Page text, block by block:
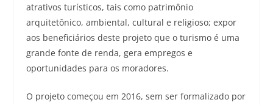
atrativos turísticos, tais como patrimônio
arquitetônico, ambiental, cultural e religioso; expor
aos beneficiários deste projeto que o turismo é uma
grande fonte de renda, gera empregos e
oportunidades para os moradores.
O projeto começou em 2016, sem ser formalizado por